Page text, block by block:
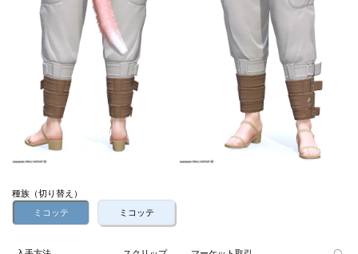
種族（切り替え）
ミコッテ
ミコッテ